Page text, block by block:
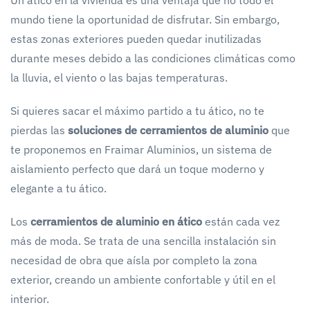
mundo tiene la oportunidad de disfrutar. Sin embargo,
estas zonas exteriores pueden quedar inutilizadas
durante meses debido a las condiciones climáticas como
la lluvia, el viento o las bajas temperaturas.
Si quieres sacar el máximo partido a tu ático, no te
pierdas las soluciones de cerramientos de aluminio que
te proponemos en Fraimar Aluminios, un sistema de
aislamiento perfecto que dará un toque moderno y
elegante a tu ático.
Los cerramientos de aluminio en ático están cada vez
más de moda. Se trata de una sencilla instalación sin
necesidad de obra que aísla por completo la zona
exterior, creando un ambiente confortable y útil en el
interior.